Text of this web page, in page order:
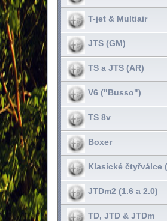
T-jet & Multiair
JTS (GM)
TS a JTS (AR)
V6 ("Busso")
TS 8v
Boxer
Klasické čtyřválce
JTDm2 (1.6 a 2.0)
TD, JTD & JTDm